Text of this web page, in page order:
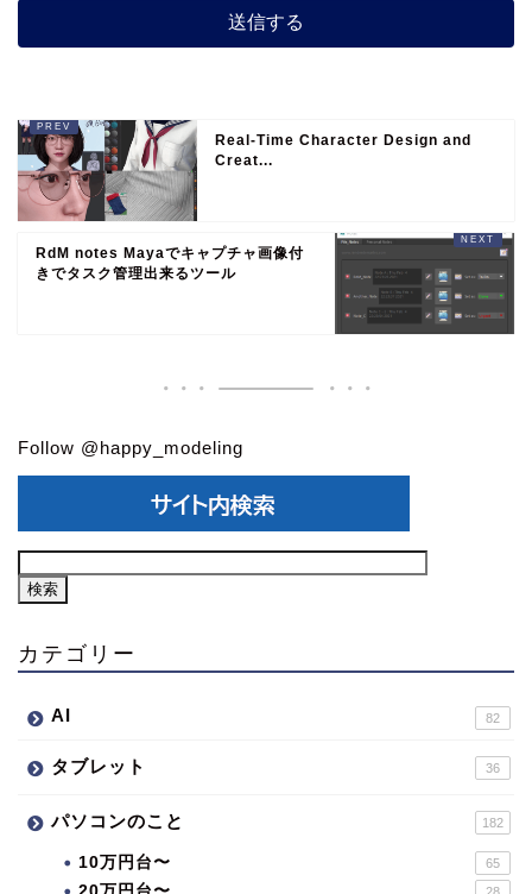
Real-Time Character Design and
Creat...
RdM notes Mayaでキャプチャ画像付
きでタスク管理出来るツール
Follow @happy_modeling
カテゴリー
AI 82
タブレット 36
パソコンのこと 182
10万円台〜 65
28